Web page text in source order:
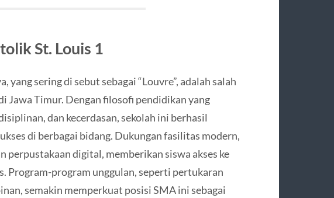
St. Louis 1
yang sering di sebut sebagai “Louvre”, adalah salah
Jawa Timur. Dengan filosofi pendidikan yang
dan kecerdasan, sekolah ini berhasil
di berbagai bidang. Dukungan fasilitas modern,
perpustakaan digital, memberikan siswa akses ke
Program-program unggulan, seperti pertukaran
semakin memperkuat posisi SMA ini sebagai